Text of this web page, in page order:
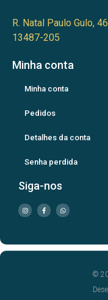
R. Natal Paulo Gulo,
13487-205
Minha conta
Minha conta
Pedidos
Detalhes da conta
Senha perdida
Siga-nos
©